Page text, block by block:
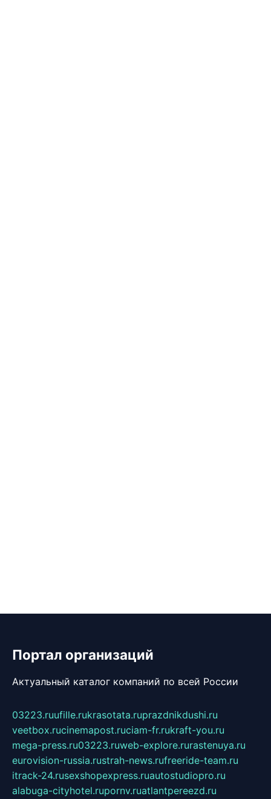
Портал организаций
Актуальный каталог компаний по всей России
03223.ruufille.rukrasotata.ruprazdnikdushi.ru
veetbox.rucinemapost.ruciam-fr.rukraft-you.ru
mega-press.ru03223.ruweb-explore.rurastenuya.ru
eurovision-russia.rustrah-news.rufreeride-team.ru
itrack-24.rusexshopexpress.ruautostudiopro.ru
alabuga-cityhotel.rupornv.ruatlantpereezd.ru